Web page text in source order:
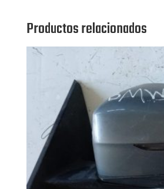
Productos relacionados